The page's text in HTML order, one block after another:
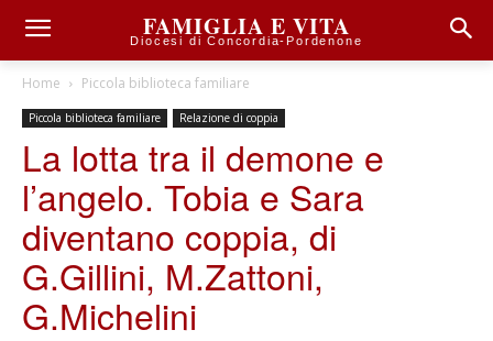
FAMIGLIA E VITA
Diocesi di Concordia-Pordenone
Home Piccola biblioteca familiare
Piccola biblioteca familiare Relazione di coppia
La lotta tra il demone e
l’angelo. Tobia e Sara
diventano coppia, di
G.Gillini, M.Zattoni,
G.Michelini